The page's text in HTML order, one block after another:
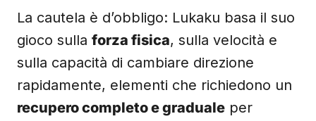
La cautela è d’obbligo: Lukaku basa il suo
gioco sulla forza fisica, sulla velocità e
sulla capacità di cambiare direzione
rapidamente, elementi che richiedono un
recupero completo e graduale per